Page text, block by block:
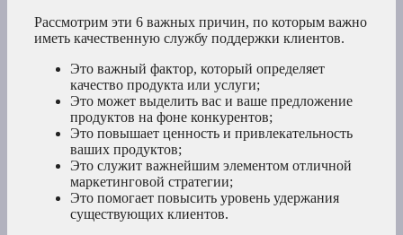
Рассмотрим эти 6 важных причин, по которым важно
иметь качественную службу поддержки клиентов.
Это важный фактор, который определяет
качество продукта или услуги;
Это может выделить вас и ваше предложение
продуктов на фоне конкурентов;
Это повышает ценность и привлекательность
ваших продуктов;
Это служит важнейшим элементом отличной
маркетинговой стратегии;
Это помогает повысить уровень удержания
существующих клиентов.